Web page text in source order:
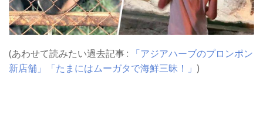
(あわせて読みたい過去記事 : 「アジアハーブのプロンポン
新店舗」
「たまにはムーガタで海鮮三昧！」 )